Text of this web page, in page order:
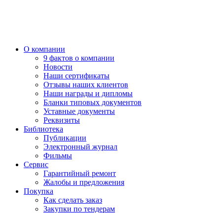
О компании
9 фактов о компании
Новости
Наши сертификаты
Отзывы наших клиентов
Наши награды и дипломы
Бланки типовых документов
Уставные документы
Реквизиты
Библиотека
Публикации
Электронный журнал
Фильмы
Сервис
Гарантийный ремонт
Жалобы и предложения
Покупка
Как сделать заказ
Закупки по тендерам